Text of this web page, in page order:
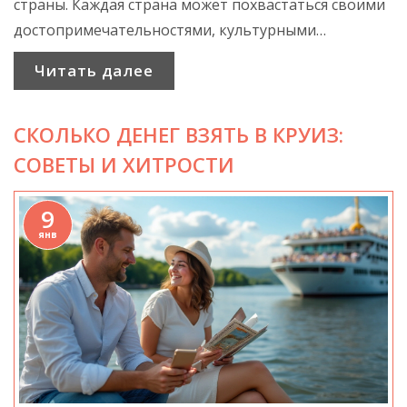
страны. Каждая страна может похвастаться своими
достопримечательностями, культурными
особенностями и кухней. От романтики Парижа до
исторических улочек Праги – выбор невероятно
интересные направления для путешествий в
Европе, а также полезные советы для туристов.
Читать далее
СКОЛЬКО ДЕНЕГ ВЗЯТЬ В КРУИЗ:
СОВЕТЫ И ХИТРОСТИ
9
янв